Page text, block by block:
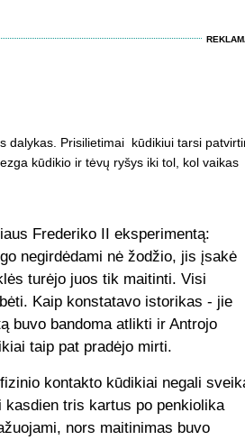
dalykas. Prisilietimai kūdikiui tarsi
kūdikio ir tėvų ryšys iki tol, kol vaikas
Frederiko II eksperimentą:
negirdėdami nė žodžio, jis įsakė
turėjo juos tik maitinti. Visi
Kaip konstatavo istorikas - jie
buvo bandoma atlikti ir Antrojo
taip pat pradėjo mirti.
kontakto kūdikiai negali
tris kartus po penkiolika
nors maitinimas buvo